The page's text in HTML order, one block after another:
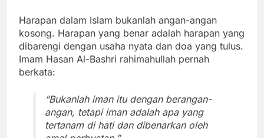
Harapan dalam Islam bukanlah angan-angan
kosong. Harapan yang benar adalah harapan yang
dibarengi dengan usaha nyata dan doa yang tulus.
Imam Hasan Al-Bashri rahimahullah pernah
berkata:
“Bukanlah iman itu dengan berangan-
angan, tetapi iman adalah apa yang
tertanam di hati dan dibenarkan oleh